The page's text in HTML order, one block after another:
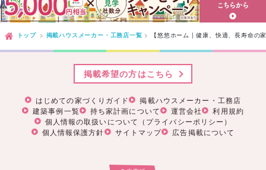
トップ 掲載ハウスメーカー・工務店一覧 【悠悠ホーム | 健康、快適、長寿命の
はじめての家づくりガイド
掲載ハウスメーカー・工務店
建築事例一覧
持ち家計画について 運営会社
利用規約
個人情報の取扱いについて（プライバシーポリシー）
個人情報保護方針
サイトマップ 広告掲載について
掲載希望の方はこちら